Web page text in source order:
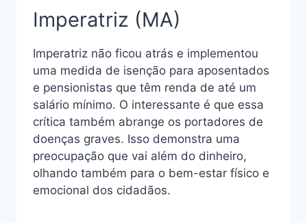
Imperatriz (MA)
Imperatriz não ficou atrás e implementou
uma medida de isenção para aposentados
e pensionistas que têm renda de até um
salário mínimo. O interessante é que essa
crítica também abrange os portadores de
doenças graves. Isso demonstra uma
preocupação que vai além do dinheiro,
olhando também para o bem-estar físico e
emocional dos cidadãos.